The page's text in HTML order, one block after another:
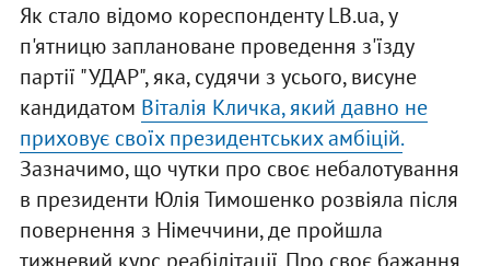
Як стало відомо кореспонденту LB.ua, у
п'ятницю заплановане проведення з'їзду
партії "УДАР", яка, судячи з усього, висуне
кандидатом Віталія Кличка, який давно не
приховує своїх президентських амбіцій.
Зазначимо, що чутки про своє небалотування
в президенти Юлія Тимошенко розвіяла після
повернення з Німеччини, де пройшла